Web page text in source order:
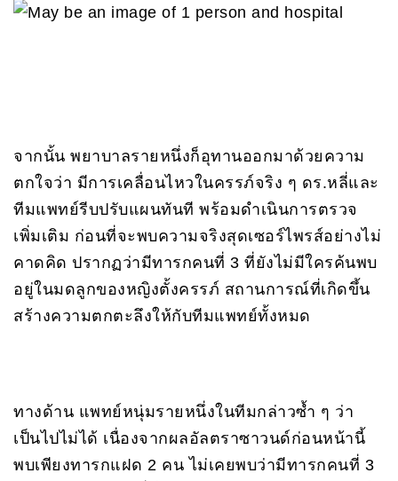
จากนั้น พยาบาลรายหนึ่งก็อุทานออกมาด้วยความ
ตกใจว่า มีการเคลื่อนไหวในครรภ์จริง ๆ ดร.หลี่และ
ทีมแพทย์รีบปรับแผนทันที พร้อมดำเนินการตรวจ
เพิ่มเติม ก่อนที่จะพบความจริงสุดเซอร์ไพรส์อย่างไม่
คาดคิด ปรากฏว่ามีทารกคนที่ 3 ที่ยังไม่มีใครค้นพบ
อยู่ในมดลูกของหญิงตั้งครรภ์ สถานการณ์ที่เกิดขึ้น
สร้างความตกตะลึงให้กับทีมแพทย์ทั้งหมด
ทางด้าน แพทย์หนุ่มรายหนึ่งในทีมกล่าวซ้ำ ๆ ว่า
เป็นไปไม่ได้ เนื่องจากผลอัลตราซาวนด์ก่อนหน้านี้
พบเพียงทารกแฝด 2 คน ไม่เคยพบว่ามีทารกคนที่ 3